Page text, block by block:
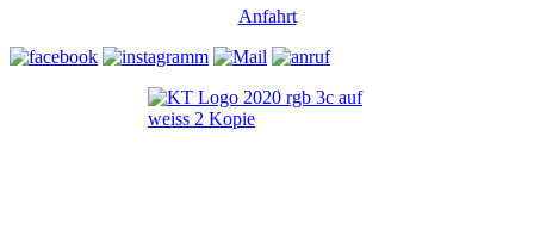
Anfahrt